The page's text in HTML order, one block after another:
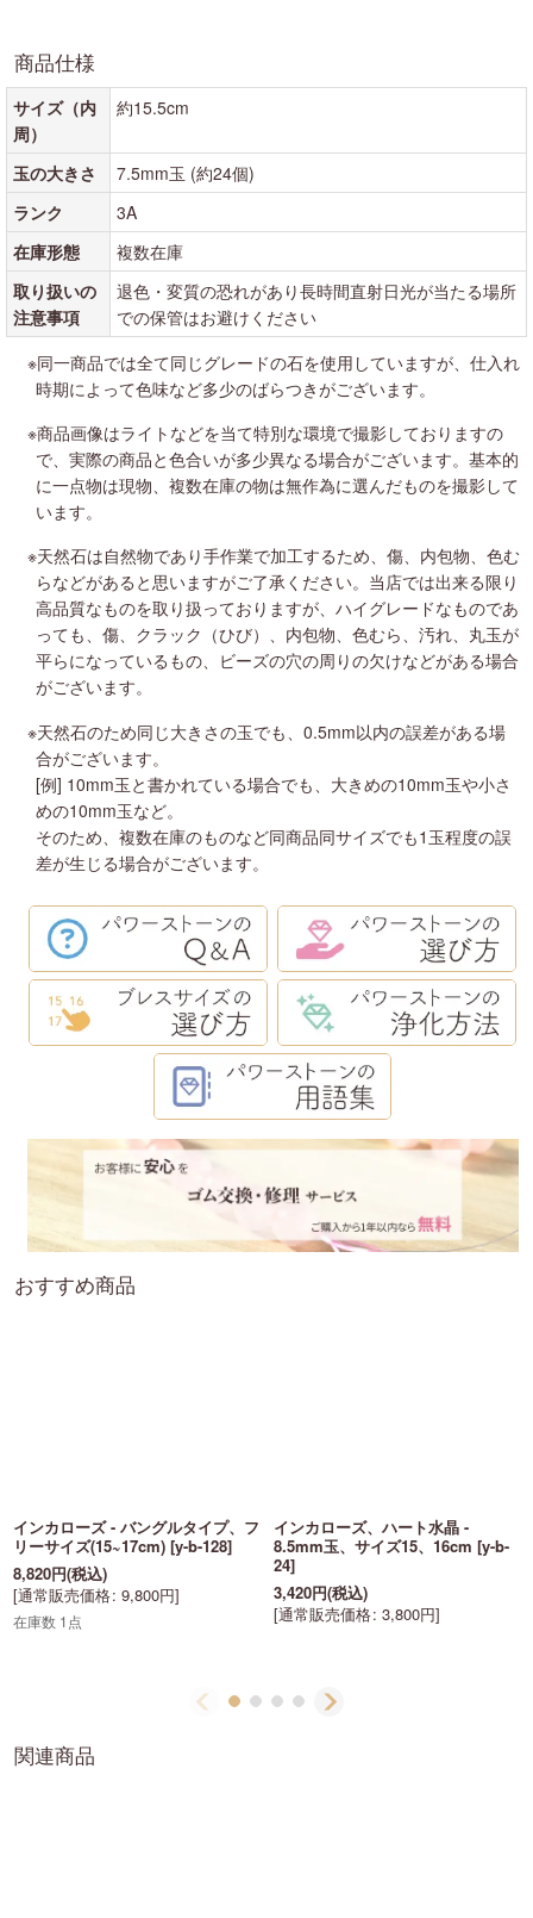
商品仕様
サイズ（内
周）
約15.5cm
玉の大きさ
7.5mm玉 (約24個)
ランク
3A
在庫形態
複数在庫
取り扱いの
注意事項
退色・変質の恐れがあり長時間直射日光が当たる場所
での保管はお避けください
※同一商品では全て同じグレードの石を使用していますが、仕入れ
時期によって色味など多少のばらつきがございます。
※商品画像はライトなどを当て特別な環境で撮影しておりますの
で、実際の商品と色合いが多少異なる場合がございます。基本的
に一点物は現物、複数在庫の物は無作為に選んだものを撮影して
います。
※天然石は自然物であり手作業で加工するため、傷、内包物、色む
らなどがあると思いますがご了承ください。当店では出来る限り
高品質なものを取り扱っておりますが、ハイグレードなものであ
っても、傷、クラック（ひび）、内包物、色むら、汚れ、丸玉が
平らになっているもの、ビーズの穴の周りの欠けなどがある場合
がございます。
※天然石のため同じ大きさの玉でも、0.5mm以内の誤差がある場
合がございます。
[例] 10mm玉と書かれている場合でも、大きめの10mm玉や小さ
めの10mm玉など。
そのため、複数在庫のものなど同商品同サイズでも1玉程度の誤
差が生じる場合がございます。
おすすめ商品
インカローズ - バングルタイプ、フ
リーサイズ(15~17cm) [y-b-128]
8,820円(税込)
[通常販売価格: 9,800円]
在庫数 1点
インカローズ、ハート水晶 -
8.5mm玉、サイズ15、16cm [y-b-
24]
3,420円(税込)
[通常販売価格: 3,800円]
関連商品